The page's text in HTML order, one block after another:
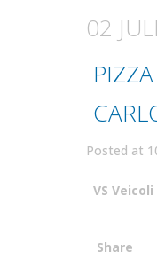
02 JULI
Posted at
VS
Share
Attiva